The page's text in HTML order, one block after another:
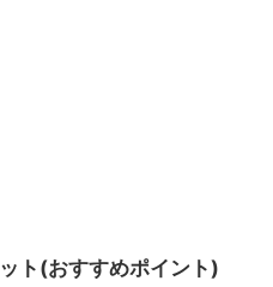
ト(おすすめポイント)